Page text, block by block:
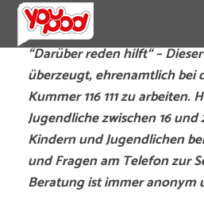
“Darüber reden hilft“ –
überzeugt, ehrenamtlich bei
Kummer 116 111 zu arbeiten.
Jugendliche zwischen 16 und
Kindern und Jugendlichen
und Fragen am Telefon zur
Beratung ist immer anonym